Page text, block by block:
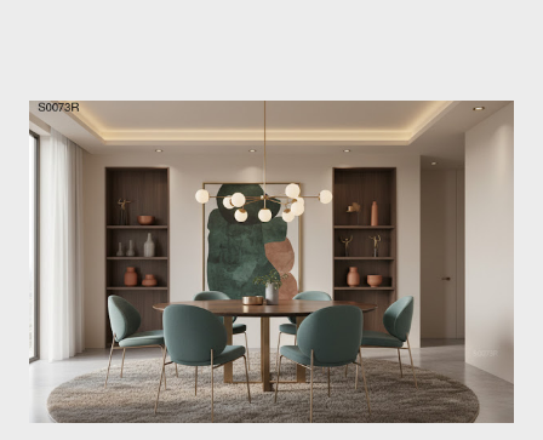
đồ đạc rườm rà, nhưng nhất định phải có những điểm nhấn
mang tính "gu". Và một tấm thảm hiện đại họa tiết hình học
chính là mảnh ghép hoàn hảo để khẳng định phong cách đó.
Hôm nay, Thảm Đẹp Sài Gòn sẽ giới thiệu đến bạn bộ sưu tập
20+ mẫu thảm hình học tối giản, dẫn đầu xu hướng trang trí
căn hộ trẻ trung hiện nay. Mẫu thảm tròn hiện đại b0062r 1.
Tại sao căn hộ hiện đại lại "vừa vặn" với thảm họa tiết hình
học? Họa tiết hình học (Geometri...